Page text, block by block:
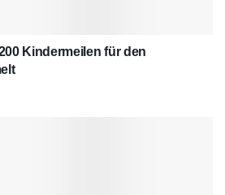
Kindermeilen für den